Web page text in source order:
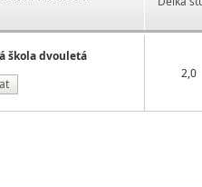
škola dvouletá
2,0